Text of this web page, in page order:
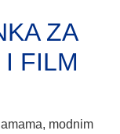
ZA
FILM
modnim